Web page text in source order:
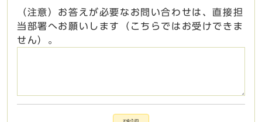
（注意）お答えが必要なお問い合わせは、直接担
当部署へお願いします（こちらではお受けできま
せん）。